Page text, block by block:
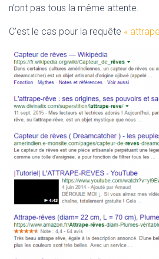
n’ont pas tous la même attente.
C’est le cas pour la requête «